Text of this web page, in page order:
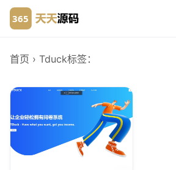
首页 › Tduck标签：